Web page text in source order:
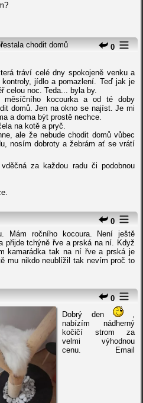
0
chodit domů
tráví celé dny spokojeně venku a
jídlo a pomazlení. Teď jak je
celou noc. Teda... byla by.
měsíčního kocourka a od té doby
domů. Jen na okno se najíst. Je mi
a doma být prostě nechce.
na kotě a pryč.
ale že nebude chodit domů vůbec
nosím dobroty a žebrám ať se vrátí
za každou radu či podobnou
0
Mám ročního kocoura. Není ještě
přijde tchýně řve a prská na ní. Když
kamarádka tak na ní řve a prská je
mu nikdo neublížil tak nevím proč to
0
Dobrý den
,
nabízím nádherný
kočičí strom za
velmi výhodnou
cenu. Email